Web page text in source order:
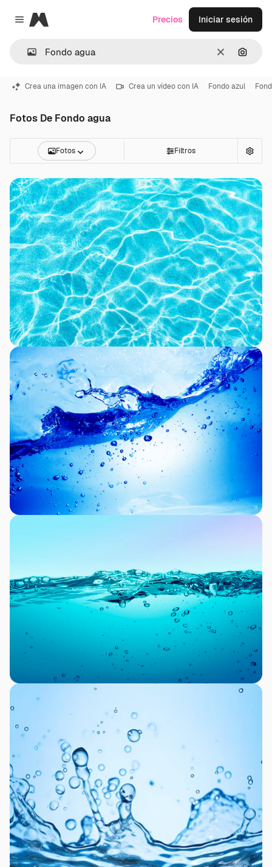
Close menu
Magnific
Borrar
Precios Iniciar sesión
Crea una imagen con IA Crea un vídeo con IA Fondo azul
Fotos De Fondo agua
Fotos Filtros